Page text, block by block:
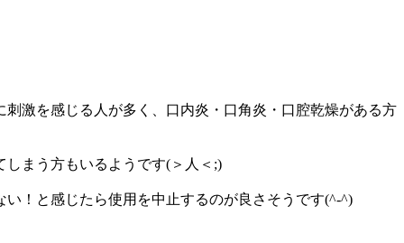
激を感じる人が多く、口内炎・口角炎・口腔乾燥がある方
まう方もいるようです(＞人＜;)
！と感じたら使用を中止するのが良さそうです(^-^)